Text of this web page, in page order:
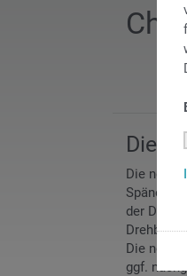
Die
Die neue
der
Die neu
ggf.